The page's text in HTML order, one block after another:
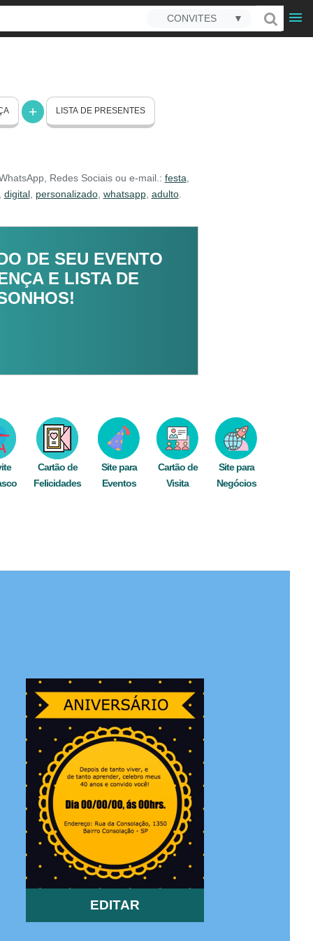
CONVITES ▼
LISTA DE PRESENTES
Redes Sociais ou e-mail.: festa
digital, personalizado, whatsapp, adulto.
DE SEU EVENTO
E LISTA DE
Cartão de
Felicidades
Site para
Eventos
Cartão de
Visita
Site para
Negócios
EDITAR